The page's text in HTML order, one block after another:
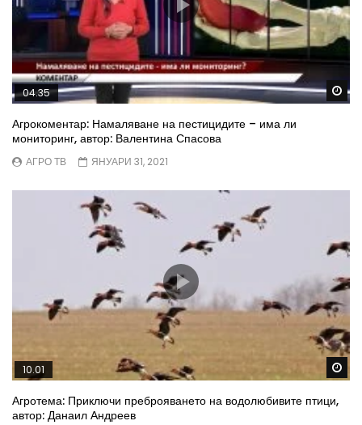
04.35
Агрокоментар: Намаляване на пестицидите – има ли
мониторинг, автор: Валентина Спасова
АГРО ТВ ЯНУАРИ 31, 2021
10.01
Агротема: Приключи преброяването на водолюбивите птици,
автор: Данаил Андреев